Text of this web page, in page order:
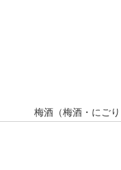
梅酒（梅酒・にごり